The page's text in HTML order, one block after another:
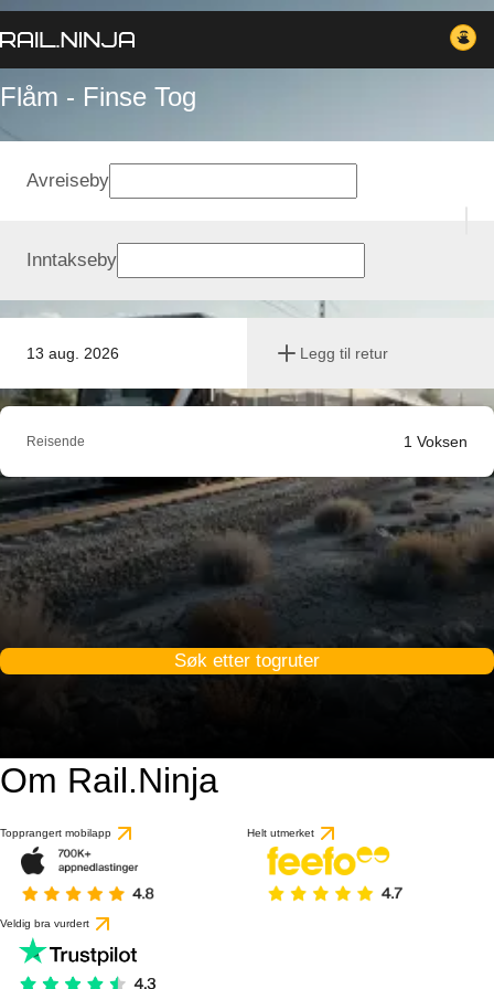
Flåm - Finse Tog
13 aug. 2026 Legg til retur
Avreiseby
Inntakseby
Reisende 1 Voksen
Søk etter togruter
Om Rail.Ninja
Topprangert mobilapp Helt utmerket
Veldig bra vurdert